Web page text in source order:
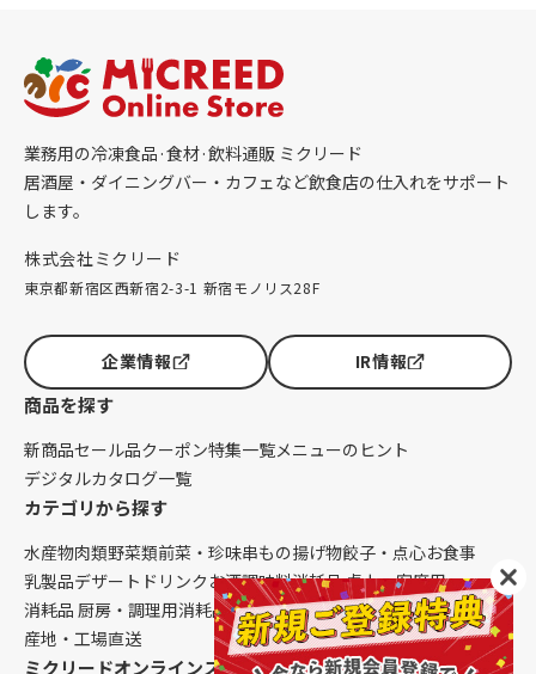
業務用の冷凍食品·食材·飲料通販 ミクリード
居酒屋・ダイニングバー・カフェなど飲食店の仕入れをサポート
します。
株式会社ミクリード
東京都新宿区西新宿2-3-1 新宿モノリス28F
企業情報 IR情報
商品を探す
新商品セール品クーポン特集一覧メニューのヒント
デジタルカタログ一覧
カテゴリから探す
水産物肉類野菜類前菜・珍味串もの揚げ物餃子・点心お食事
乳製品デザート ドリンク お酒調味料消耗品 卓上・客席用
消耗品 厨房・調理用消耗品 クレンリネス生鮮品（配送便限定）
産地・工場直送
ミクリードオンラインストアについて